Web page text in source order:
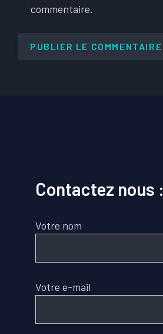
commentaire.
Contactez nous :
Votre nom
Votre e-mail